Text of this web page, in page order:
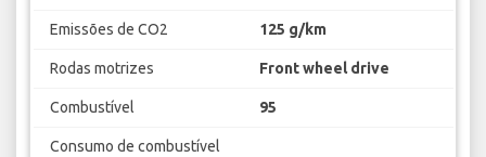
Emissões de CO2 125 g/km
Rodas motrizes Front wheel drive
Combustível 95
Consumo de combustível